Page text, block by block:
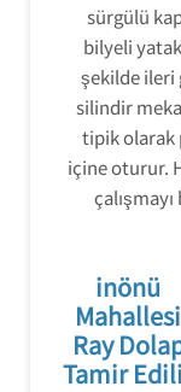
sürgülü
bilyeli
şekilde ileri
silindir
tipik olarak
içine oturur.
inönü
Mahallesi
Ray
Tamir